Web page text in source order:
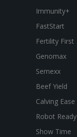
Immunity+
FastStart
Fertility First
Genomax
Semexx
Beef Yield
Calving Ease
Robot Ready
Show Time